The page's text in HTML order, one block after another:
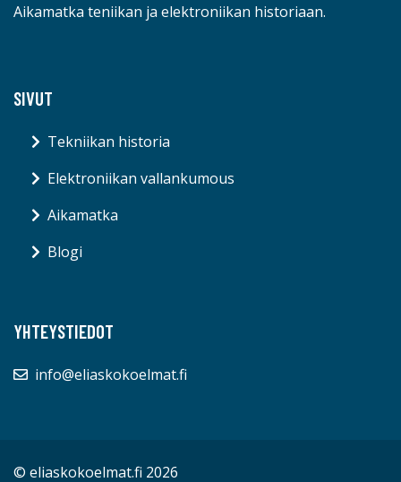
Aikamatka teniikan ja elektroniikan historiaan.
SIVUT
Tekniikan historia
Elektroniikan vallankumous
Aikamatka
Blogi
YHTEYSTIEDOT
info@eliaskokoelmat.fi
© eliaskokoelmat.fi 2026